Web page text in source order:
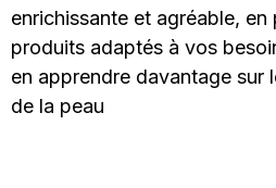
enrichissante et agréable,
produits adaptés à vos
en apprendre davantage sur
de la peau